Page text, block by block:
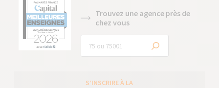
Trouvez une agence près de
chez vous
S’INSCRIRE À LA